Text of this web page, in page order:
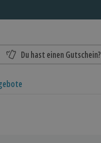
Du hast einen Gutschein?